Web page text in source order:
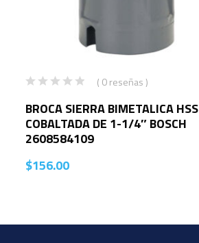
( 0 reseñas )
BROCA SIERRA BIMETALICA HSS
COBALTADA DE 1-1/4″ BOSCH
2608584109
$156.00